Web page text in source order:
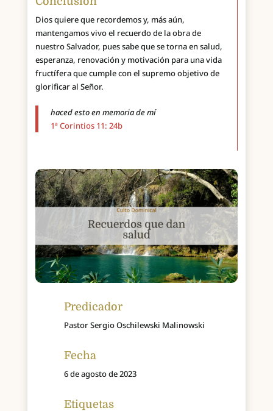
Dios quiere que recordemos y, más aún,
mantengamos vivo el recuerdo de la obra de
nuestro Salvador, pues sabe que se torna en salud,
esperanza, renovación y motivación para una vida
fructífera que cumple con el supremo objetivo de
glorificar al Señor.
haced esto en memoria de mí
1ª Corintios 11: 24b
Predicador
Pastor Sergio Oschilewski Malinowski
Fecha
6 de agosto de 2023
Etiquetas